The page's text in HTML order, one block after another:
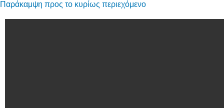
Παράκαμψη προς το κυρίως περιεχόμενο